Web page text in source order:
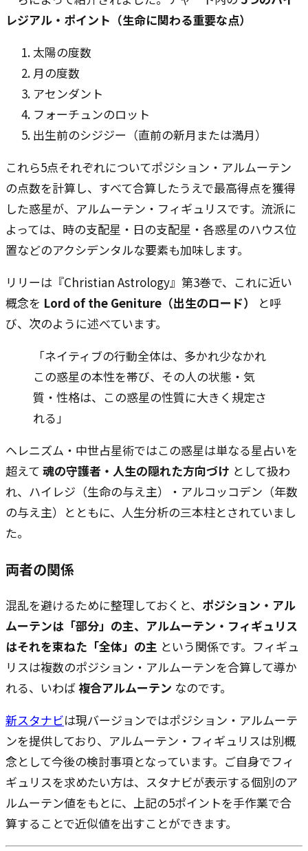
レジアル・ポイント（生命に関わる重要な点）
太陽の度数
月の度数
アセンダント
フォーチュンのロット
出生前のシジジー（直前の新月または満月）
これら5点それぞれについてポジション・アルムーテン
の点数を計算し、すべて合算したうえで最高得点を獲得
した惑星が、アルムーテン・フィギュリスです。流派に
よっては、時の支配星・日の支配星・各惑星のハウス位
置などのアクシデンタルな要素も加味します。
リリーは『Christian Astrology』第3巻で、これに近い
概念を Lord of the Geniture（出生のロード）
と呼
び、次のように述べています。
「ネイティブの行動全体は、多かれ少なかれ
この惑星の本性を帯び、その人の状態・気
質・性格は、この惑星の性質に大きく規定さ
れる」
ヘレニズム・中世占星術ではこの惑星は単なる星占いを
超えて 魂の守護者・人生の隠れた方向づけ として扱わ
れ、ハイレジ（生命の与え主）・アルコッコデン（年数
の与え主）とともに、人生分析の三本柱とされていまし
た。
両者の関係
混乱を避けるために整理しておくと、 ポジション・アル
ムーテンは「部分」の主、アルムーテン・フィギュリス
はそれを束ねた「全体」の主 という関係です。フィギュ
リスは複数のポジション・アルムーテンを合算して導か
れる、いわば複合アルムーテン なのです。
新スタナビは現バージョンではポジション・アルムーテ
ンを提供しており、アルムーテン・フィギュリスは別概
念として今後の検討事項となっています。ご自身でフィ
ギュリスを求めたい方は、スタナビが表示する個別のア
ルムーテン値をもとに、上記の5ポイントを手作業で合
算することで近似値を出すことができます。